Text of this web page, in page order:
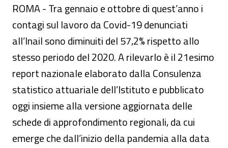
ROMA - Tra gennaio e ottobre di quest’anno i
contagi sul lavoro da Covid-19 denunciati
all’Inail sono diminuiti del 57,2% rispetto allo
stesso periodo del 2020. A rilevarlo è il 21esimo
report nazionale elaborato dalla Consulenza
statistico attuariale dell’Istituto e pubblicato
oggi insieme alla versione aggiornata delle
schede di approfondimento regionali, da cui
emerge che dall’inizio della pandemia alla data